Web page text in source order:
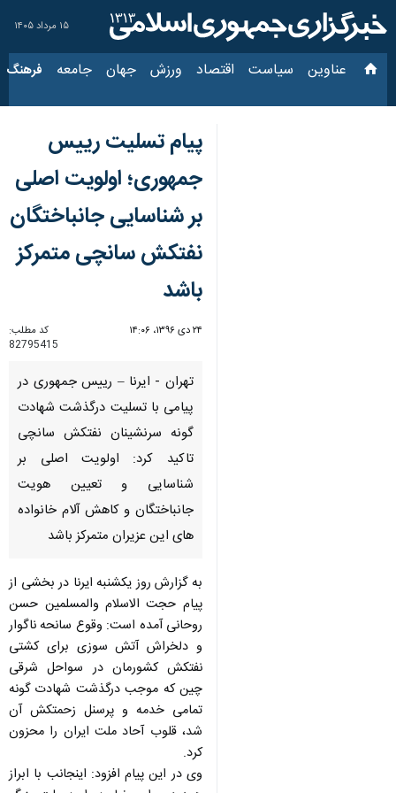
۱۵ مرداد ۱۴۰۵
عناوین‌ سیاست اقتصاد ورزش جهان جامعه فرهنگ
پیام تسلیت رییس
جمهوری؛ اولویت اصلی
بر شناسایی جان‏باختگان
نفتكش سانچی متمركز
باشد
۲۴ دی ۱۳۹۶، ۱۴:۰۶
کد مطلب:
82795415
تهران - ایرنا – رییس جمهوری در
پیامی با تسلیت درگذشت شهادت
گونه سرنشینان نفتكش سانچی
تاكید كرد: اولویت اصلی بر
شناسایی و تعیین هویت
جان‏باختگان و كاهش آلام خانواده‏
های این عزیران متمركز باشد
به گزارش روز یكشنبه ایرنا در بخشی از
پیام حجت الاسلام والمسلمین حسن
روحانی آمده است: وقوع سانحه ناگوار
و دلخراش آتش سوزی برای كشتی
نفتكش كشورمان در سواحل شرقی
چین كه موجب درگذشت شهادت گونه
تمامی خدمه و پرسنل زحمتكش آن
شد، قلوب آحاد ملت ایران را محزون
كرد.
وی در این پیام افزود: اینجانب با ابراز